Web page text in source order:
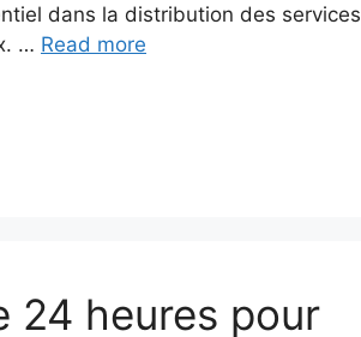
dans la distribution des services
… Read more
24 heures pour